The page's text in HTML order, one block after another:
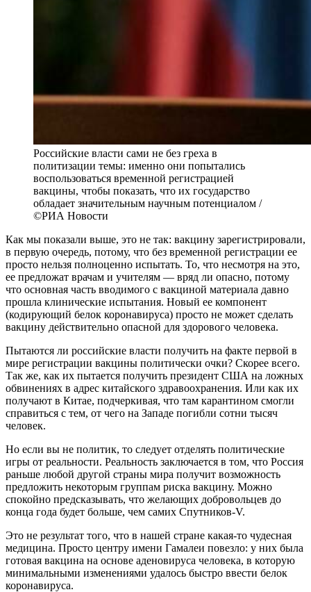
Российские власти сами не без греха в
политизации темы: именно они попытались
воспользоваться временной регистрацией
вакцины, чтобы показать, что их государство
обладает значительным научным потенциалом /
©РИА Новости
Как мы показали выше, это не так: вакцину зарегистрировали,
в первую очередь, потому, что без временной регистрации ее
просто нельзя полноценно испытать. То, что несмотря на это,
ее предложат врачам и учителям — вряд ли опасно, потому
что основная часть вводимого с вакциной материала давно
прошла клинические испытания. Новый ее компонент
(кодирующий белок коронавируса) просто не может сделать
вакцину действительно опасной для здорового человека.
Пытаются ли российские власти получить на факте первой в
мире регистрации вакцины политически очки? Скорее всего.
Так же, как их пытается получить президент США на ложных
обвинениях в адрес китайского здравоохранения. Или как их
получают в Китае, подчеркивая, что там карантином смогли
справиться с тем, от чего на Западе погибли сотни тысяч
человек.
Но если вы не политик, то следует отделять политические
игры от реальности. Реальность заключается в том, что Россия
раньше любой другой страны мира получит возможность
предложить некоторым группам риска вакцину. Можно
спокойно предсказывать, что желающих добровольцев до
конца года будет больше, чем самих Спутников-V.
Это не результат того, что в нашей стране какая-то чудесная
медицина. Просто центру имени Гамалеи повезло: у них была
готовая вакцина на основе аденовируса человека, в которую
минимальными изменениями удалось быстро ввести белок
коронавируса.